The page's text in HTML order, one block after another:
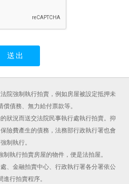
院強制執行拍賣，例如房屋被設定抵押未
債務、無力給付票款等。
狀況而送交法院民事執行處執行拍賣。抑
險費產生的債務，法務部行政執行署也會
強制執行。
執行拍賣房屋的物件，便是法拍屋。
、金融拍賣中心、行政執行署各分署依公
進行拍賣程序。